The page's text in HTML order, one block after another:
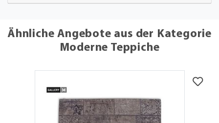
Ähnliche Angebote aus der Kategorie
Moderne Teppiche